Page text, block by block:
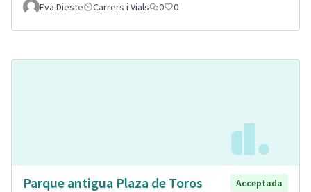
Eva Dieste Carrers i Vials 0 0
Parque antigua Plaza de Toros
Acceptada